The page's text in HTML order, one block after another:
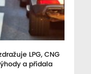
LPG, CNG
a přidala